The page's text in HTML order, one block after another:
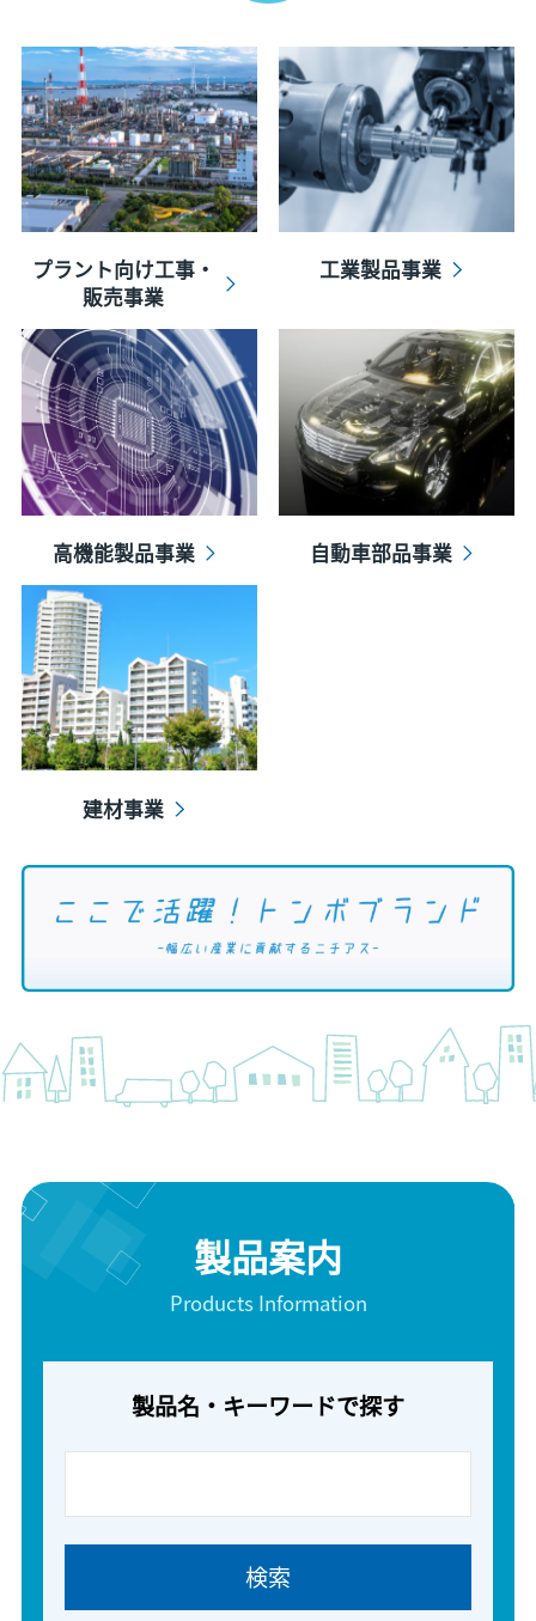
プラント向け工事・
販売事業
工業製品事業
高機能製品事業 自動車部品事業
建材事業
製品案内
Products Information
製品名・キーワードで探す